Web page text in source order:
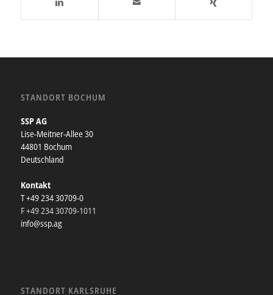
STANDORT BOCHUM
SSP AG
Lise-Meitner-Allee 30
44801 Bochum
Deutschland
Kontakt
T +49 234 30709-0
F +49 234 30709-1011
info@ssp.ag
STANDORT KARLSRUHE